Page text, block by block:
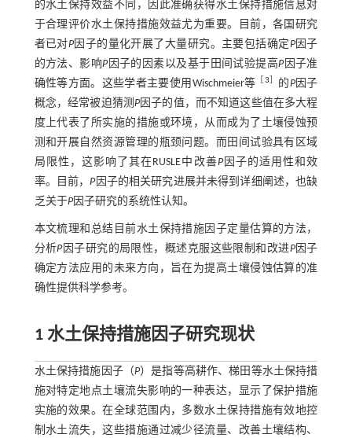
的水土保持效益不同，因此准确获得水土保持措施信息对
于合理评价水土保持措施效益尤为重要。目前，各国研究
者已对P因子的量化开展了大量研究。主要包括确定P因子
的方法、影响P因子的因素以及基于田间试验提高P因子准
确性等方面。这些学者主要使用Wischmeier等
3 的P因子
概念，经常被迫猜测 P因子的值，而不知道这些值在多大程
度上代表了所实施的措施或环境，从而成为了土壤侵蚀预
测和开展自然资源管理的瓶颈问题。而田间试验具有区域
局限性，这影响了其在RUSLE中改善P因子的适用性和效
率。目前，P因子的相关研究进展并未得到详细阐述，也缺
乏关于P因子研究的系统性认知。
本文梳理和总结目前水土保持措施因子定量估算的方法，
分析P因子研究的局限性，概述克服这些限制和改进P因子
确定方法应用的未来方向，旨在为提高土壤侵蚀估算的准
确性提供科学参考。
1 水土保持措施因子研究现状
水土保持措施因子（P）是指等高耕作、梯田等水土保持措
施对特定地点土壤流失影响的一种表达，显示了保护措施
实施的效果。在全球范围内，多数水土保持措施有效地控
制水土流失，这些措施通过减少径流量、改善土壤结构、